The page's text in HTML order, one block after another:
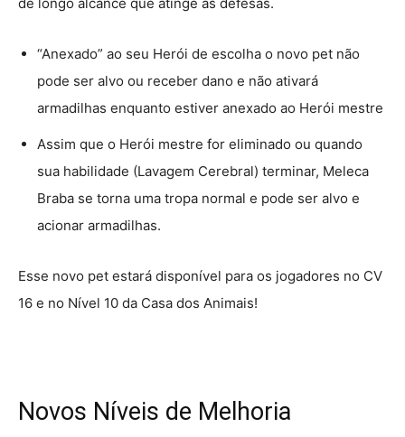
“Anexado” ao seu Herói de escolha o novo pet não
pode ser alvo ou receber dano e não ativará
armadilhas enquanto estiver anexado ao Herói mestre
Assim que o Herói mestre for eliminado ou quando
sua habilidade (Lavagem Cerebral) terminar, Meleca
Braba se torna uma tropa normal e pode ser alvo e
acionar armadilhas.
Esse novo pet estará disponível para os jogadores no CV
16 e no Nível 10 da Casa dos Animais!
Novos Níveis de Melhoria